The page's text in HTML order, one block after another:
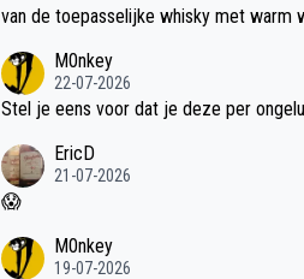
van de toepasselijke whisky met warm
M0nkey
22-07-2026
Stel je eens voor dat je deze per
EricD
21-07-2026
😱
M0nkey
19-07-2026